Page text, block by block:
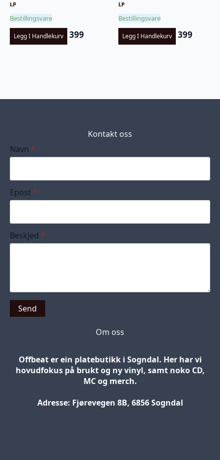
LP
Bestillingsvare
Legg I Handlekurv 399
LP
Bestillingsvare
Legg I Handlekurv 399
Kontakt oss
Navn *
Epost *
Beskjed *
Send
Om oss
Offbeat er ein platebutikk i Sogndal. Her har vi
hovudfokus på brukt og ny vinyl, samt noko CD,
MC og merch.
Adresse: Fjørevegen 8B, 6856 Sogndal